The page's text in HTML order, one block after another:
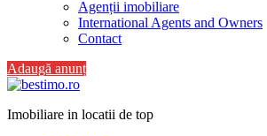
Agenții imobiliare
International Agents and Owners
Contact
Adaugă anunț
Imobiliare in locatii de top